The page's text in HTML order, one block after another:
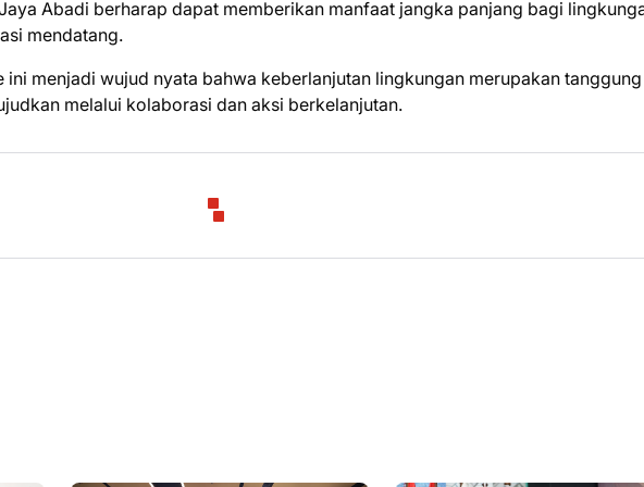
Abadi berharap dapat memberikan manfaat jangka panjang bagi
mendatang.
ini menjadi wujud nyata bahwa keberlanjutan lingkungan merupakan tanggung
melalui kolaborasi dan aksi berkelanjutan.